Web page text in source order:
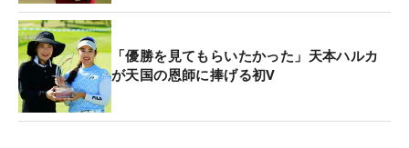
「優勝を見てもらいたかった」天本ハルカ
が天国の恩師に捧げる初V